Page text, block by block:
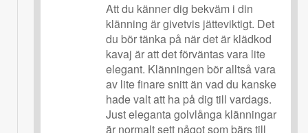
Att du känner dig bekväm i din
klänning är givetvis jätteviktigt. Det
du bör tänka på när det är klädkod
kavaj är att det förväntas vara lite
elegant. Klänningen bör alltså vara
av lite finare snitt än vad du kanske
hade valt att ha på dig till vardags.
Just eleganta golvlånga klänningar
är normalt sett något som bärs till